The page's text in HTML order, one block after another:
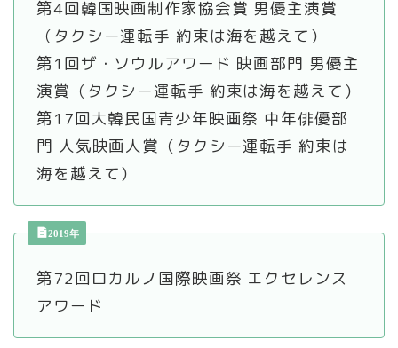
第4回韓国映画制作家協会賞 男優主演賞
（タクシー運転手 約束は海を越えて）
第1回ザ・ソウルアワード 映画部門 男優主
演賞（タクシー運転手 約束は海を越えて）
第17回大韓民国青少年映画祭 中年俳優部
門 人気映画人賞（タクシー運転手 約束は
海を越えて）
2019年
第72回ロカルノ国際映画祭 エクセレンス
アワード